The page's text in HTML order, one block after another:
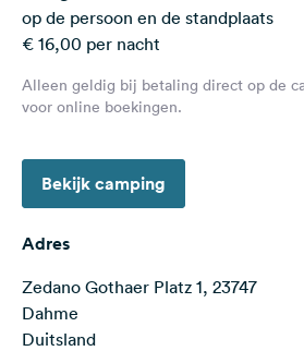
Feedback
Nederlands
Volg
ons
op
media
Facebook
Instagram
op de persoon en de standplaats
€ 16,00 per nacht
Alleen geldig bij betaling direct op de
voor online boekingen.
Bekijk camping
Adres
Zedano Gothaer Platz 1, 23747
Dahme
Duitsland